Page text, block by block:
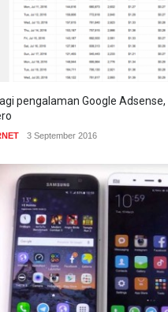
pengalaman Google
3 September 2016